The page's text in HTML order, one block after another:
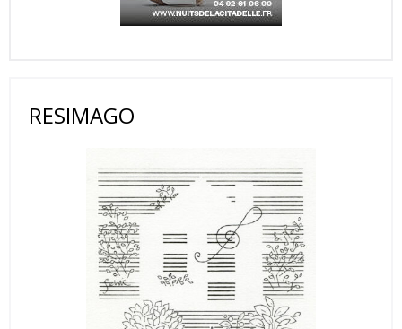
RESIMAGO